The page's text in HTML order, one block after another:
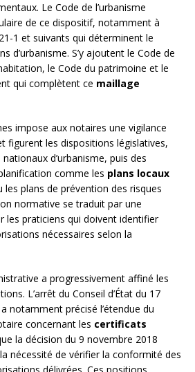
Le Code de l’urbanisme
de ce dispositif, notamment à
1 et suivants qui déterminent le
d’urbanisme. S’y ajoutent le Code de
le Code du patrimoine et le
qui complètent ce maillage
impose aux notaires une vigilance
figurent les dispositions législatives,
d’urbanisme, puis des
comme les plans locaux
les plans de prévention des risques
normative se traduit par une
les praticiens qui doivent identifier
nécessaires selon la
a progressivement affiné les
L’arrêt du Conseil d’État du 17
notamment précisé l’étendue du
concernant les certificats
la décision du 9 novembre 2018
nécessité de vérifier la conformité des